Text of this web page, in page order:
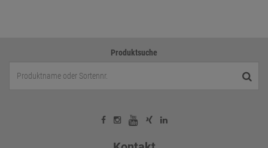
Produktsuche